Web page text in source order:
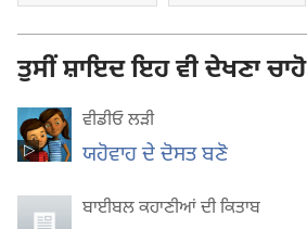
ਤੁਸੀਂ ਸ਼ਾਇਦ ਇਹ ਵੀ ਦੇਖਣਾ ਚਾਹੋ
ਵੀਡੀਓ ਲੜੀ
ਯਹੋਵਾਹ ਦੇ ਦੋਸਤ ਬਣੋ
ਬਾਈਬਲ ਕਹਾਣੀਆਂ ਦੀ ਕਿਤਾਬ